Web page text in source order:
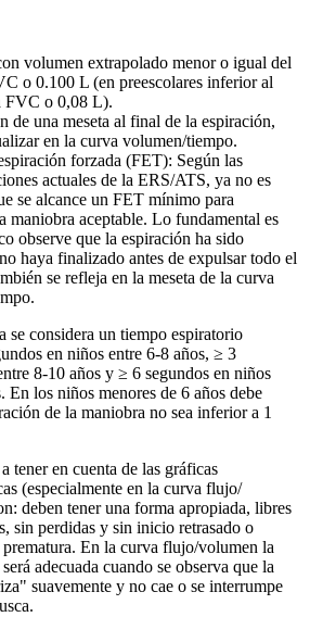
volumen extrapolado menor o igual del
o 0.100 L (en preescolares inferior al
FVC o 0,08 L).
de una meseta al final de la espiración,
en la curva volumen/tiempo.
forzada (FET): Según las
actuales de la ERS/ATS, ya no es
se alcance un FET mínimo para
maniobra aceptable. Lo fundamental es
observe que la espiración ha sido
haya finalizado antes de expulsar todo el
se refleja en la meseta de la curva
se considera un tiempo espiratorio
en niños entre 6-8 años, ≥ 3
8-10 años y ≥ 6 segundos en niños
En los niños menores de 6 años debe
de la maniobra no sea inferior a 1
tener en cuenta de las gráficas
(especialmente en la curva flujo/
deben tener una forma apropiada, libres
sin perdidas y sin inicio retrasado o
En la curva flujo/volumen la
adecuada cuando se observa que la
suavemente y no cae o se interrumpe